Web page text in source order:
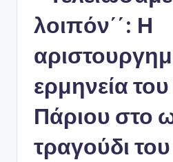
λοιπόν΄΄: Η
ερμηνεία
Πάριου στο
τραγούδι